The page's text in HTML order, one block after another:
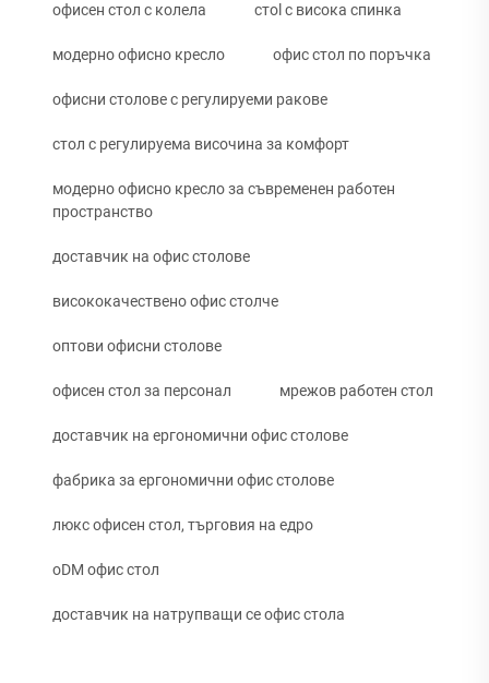
офисен стол с колела стol с висока спинка
модерно офисно кресло офис стол по поръчка
офисни столове с регулируеми ракове
стол с регулируема височина за комфорт
модерно офисно кресло за съвременен работен
пространство
доставчик на офис столове
висококачествено офис столче
оптови офисни столове
офисен стол за персонал мрежов работен стол
доставчик на ергономични офис столове
фабрика за ергономични офис столове
люкс офисен стол, търговия на едро
oDM офис стол
доставчик на натрупващи се офис стола